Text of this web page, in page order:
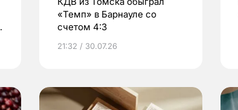
«Темп» в Барнауле со
счетом 4:3
21:32 / 30.07.26